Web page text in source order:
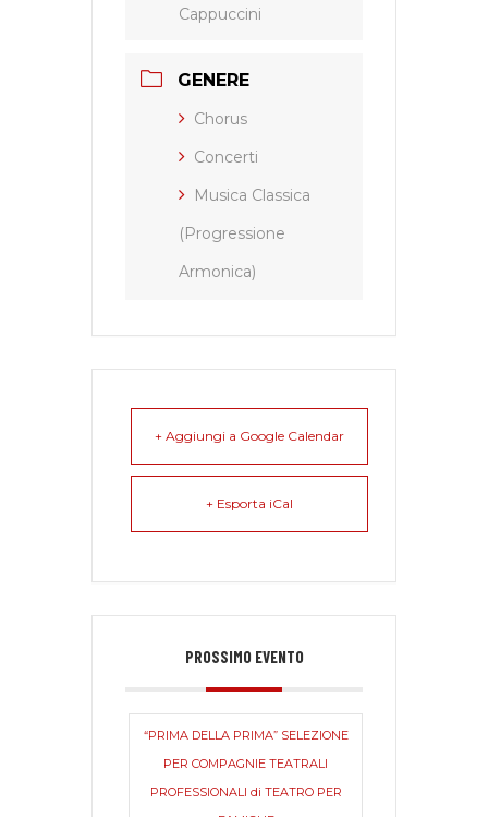
Cappuccini
GENERE
Chorus
Concerti
Musica Classica
(Progressione
Armonica)
+ Aggiungi a Google Calendar
+ Esporta iCal
PROSSIMO EVENTO
“PRIMA DELLA PRIMA” SELEZIONE
PER COMPAGNIE TEATRALI
PROFESSIONALI di TEATRO PER